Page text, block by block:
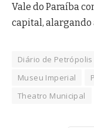
Vale do Paraíba
capital, alargando
Diário de Petrópolis
Museu Imperial
Theatro Municipal